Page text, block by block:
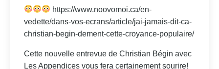
https://www.noovomoi.ca/en-
vedette/dans-vos-ecrans/article/jai-jamais-dit-ca-
christian-begin-dement-cette-croyance-populaire/
Cette nouvelle entrevue de Christian Bégin avec
Les Appendices vous fera certainement sourire!